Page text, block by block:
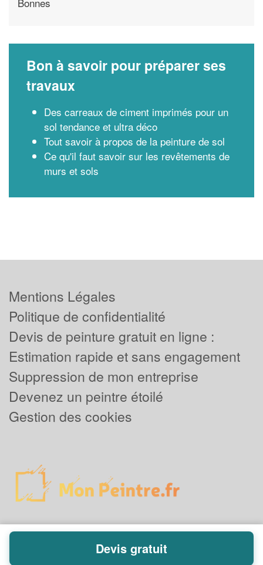
Bon à savoir pour préparer ses
travaux
Des carreaux de ciment imprimés pour un
sol tendance et ultra déco
Tout savoir à propos de la peinture de sol
Ce qu'il faut savoir sur les revêtements de
murs et sols
Mentions Légales
Politique de confidentialité
Devis de peinture gratuit en ligne :
Estimation rapide et sans engagement
Suppression de mon entreprise
Devenez un peintre étoilé
Gestion des cookies
Powered byPlus que pro
Devis gratuit